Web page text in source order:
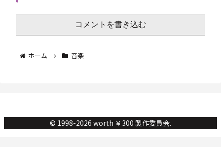
コメントを書き込む
ホーム 音楽
© 1998-2026 worth ￥300 製作委員会.